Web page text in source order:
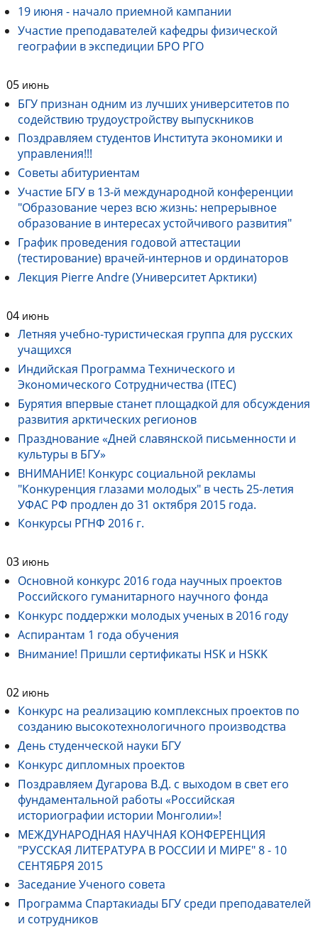
19 июня - начало приемной кампании
Участие преподавателей кафедры физической
географии в экспедиции БРО РГО
05 июнь
БГУ признан одним из лучших университетов по
содействию трудоустройству выпускников
Поздравляем студентов Института экономики и
управления!!!
Советы абитуриентам
Участие БГУ в 13-й международной конференции
"Образование через всю жизнь: непрерывное
образование в интересах устойчивого развития"
График проведения годовой аттестации
(тестирование) врачей-интернов и ординаторов
Лекция Pierre Andre (Университет Арктики)
04 июнь
Летняя учебно-туристическая группа для русских
учащихся
Индийская Программа Технического и
Экономического Сотрудничества (ITEC)
Бурятия впервые станет площадкой для обсуждения
развития арктических регионов
Празднование «Дней славянской письменности и
культуры в БГУ»
ВНИМАНИЕ! Конкурс социальной рекламы
"Конкуренция глазами молодых" в честь 25-летия
УФАС РФ продлен до 31 октября 2015 года.
Конкурсы РГНФ 2016 г.
03 июнь
Основной конкурс 2016 года научных проектов
Российского гуманитарного научного фонда
Конкурс поддержки молодых ученых в 2016 году
Аспирантам 1 года обучения
Внимание! Пришли сертификаты HSK и HSKK
02 июнь
Конкурс на реализацию комплексных проектов по
созданию высокотехнологичного производства
День студенческой науки БГУ
Конкурс дипломных проектов
Поздравляем Дугарова В.Д. с выходом в свет его
фундаментальной работы «Российская
историографии истории Монголии»!
МЕЖДУНАРОДНАЯ НАУЧНАЯ КОНФЕРЕНЦИЯ
"РУССКАЯ ЛИТЕРАТУРА В РОССИИ И МИРЕ" 8 - 10
СЕНТЯБРЯ 2015
Заседание Ученого совета
Программа Спартакиады БГУ среди преподавателей
и сотрудников